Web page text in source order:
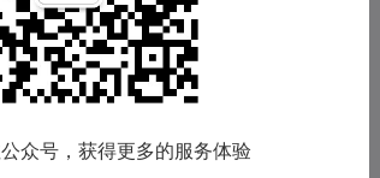
众号，获得更多的服务体验